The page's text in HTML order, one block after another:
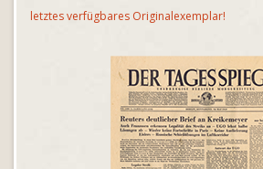
letztes verfügbares Originalexemplar!